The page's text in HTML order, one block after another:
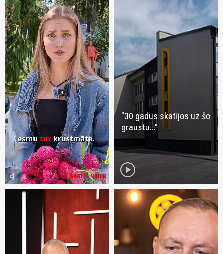
SKATĪT VIDEO
volume_mute
"30 gadus skatījos uz šo
graustu..."
play_circle